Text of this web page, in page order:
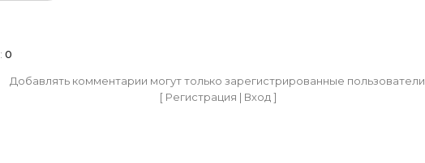
:0
Добавлять комментарии могут только зарегистрированные пользователи.
[ Регистрация | Вход ]